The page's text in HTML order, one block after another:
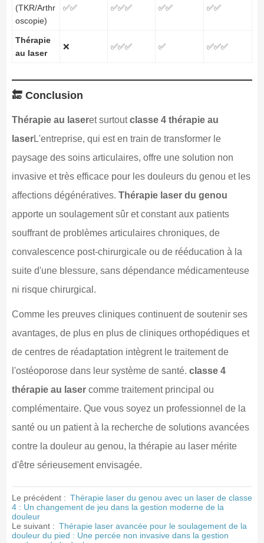
(TKR/Arthr
oscopie)
✅✅ ✅✅✅ ✅✅ ✅✅
Thérapie
au laser
❌ ✅✅✅ ✅ ✅✅✅
🔚 Conclusion
Thérapie au laseret surtoutclasse 4 thérapie au
laserL'entreprise, qui est en train de transformer le
paysage des soins articulaires, offre une solution non
invasive et très efficace pour les douleurs du genou et les
affections dégénératives. Thérapie laser du genou
apporte un soulagement sûr et constant aux patients
souffrant de problèmes articulaires chroniques, de
convalescence post-chirurgicale ou de rééducation à la
suite d'une blessure, sans dépendance médicamenteuse
ni risque chirurgical.
Comme les preuves cliniques continuent de soutenir ses
avantages, de plus en plus de cliniques orthopédiques et
de centres de réadaptation intègrent le traitement de
l'ostéoporose dans leur système de santé. classe 4
thérapie au lasercomme traitement principal ou
complémentaire. Que vous soyez un professionnel de la
santé ou un patient à la recherche de solutions avancées
contre la douleur au genou, la thérapie au laser mérite
d'être sérieusement envisagée.
Le précédent : Thérapie laser du genou avec un laser de classe
4 : Un changement de jeu dans la gestion moderne de la
douleur
Le suivant : Thérapie laser avancée pour le soulagement de la
douleur du pied : Une percée non invasive dans la gestion